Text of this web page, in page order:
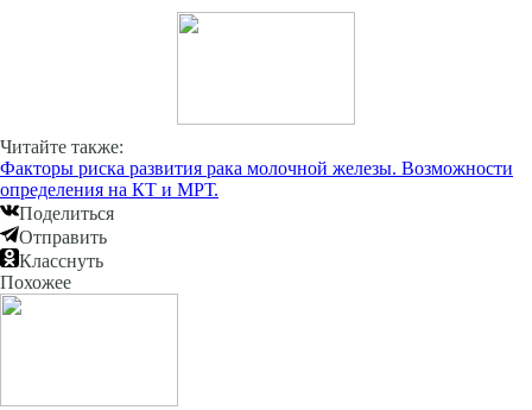
Читайте также:
Факторы риска развития рака молочной железы. Возможности
определения на КТ и МРТ.
Поделиться
Отправить
Класснуть
Похожее